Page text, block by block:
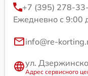
+7 (395) 278-
Ежедневно с 9:00
info@re-
ул.
Адрес сервисного